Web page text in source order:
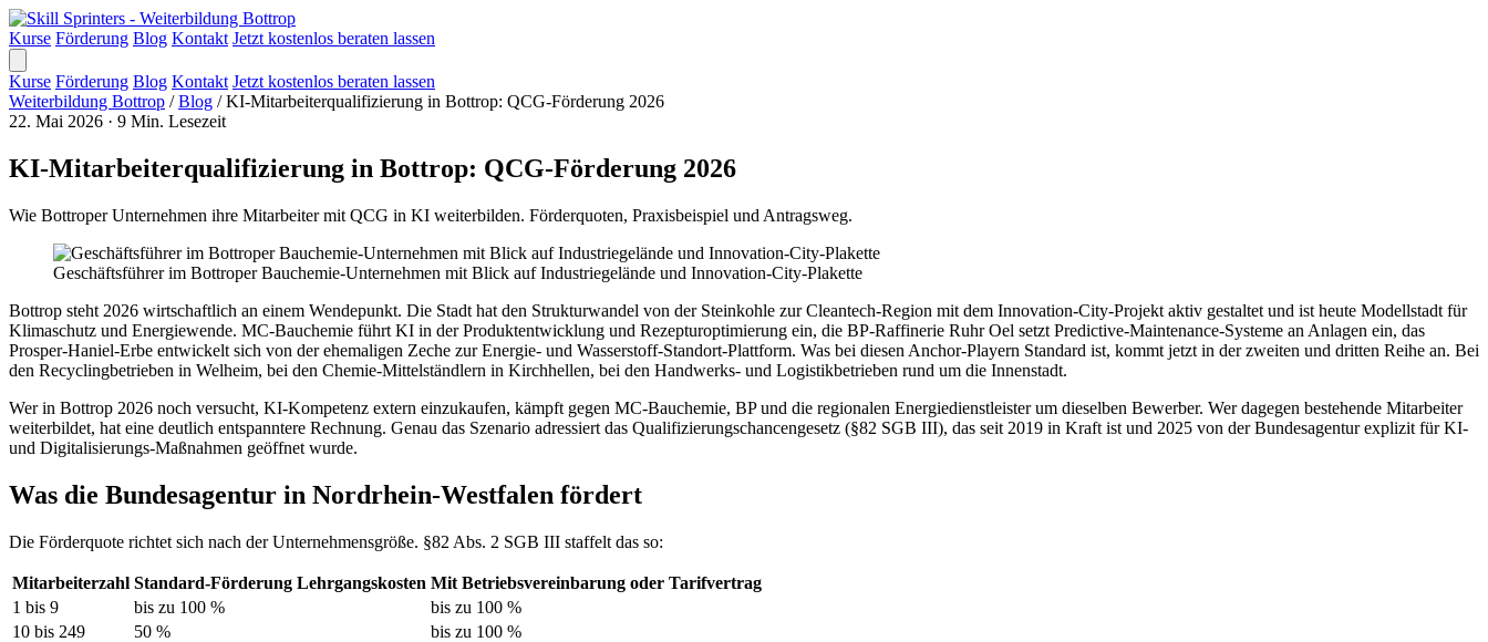
Kurse Förderung Blog Kontakt Jetzt kostenlos beraten lassen
Kurse Förderung Blog Kontakt Jetzt kostenlos beraten lassen
Weiterbildung Bottrop / Blog / KI-Mitarbeiterqualifizierung in Bottrop: QCG-Förderung 2026
22. Mai 2026 · 9 Min. Lesezeit
KI-Mitarbeiterqualifizierung in Bottrop: QCG-Förderung 2026
Wie Bottroper Unternehmen ihre Mitarbeiter mit QCG in KI weiterbilden. Förderquoten, Praxisbeispiel und Antragsweg.
Geschäftsführer im Bottroper Bauchemie-Unternehmen mit Blick auf Industriegelände und Innovation-City-Plakette
Bottrop steht 2026 wirtschaftlich an einem Wendepunkt. Die Stadt hat den Strukturwandel von der Steinkohle zur Cleantech-Region mit dem Innovation-City-Projekt aktiv gestaltet und ist heute Modellstadt für
Klimaschutz und Energiewende. MC-Bauchemie führt KI in der Produktentwicklung und Rezepturoptimierung ein, die BP-Raffinerie Ruhr Oel setzt Predictive-Maintenance-Systeme an Anlagen ein, das
Prosper-Haniel-Erbe entwickelt sich von der ehemaligen Zeche zur Energie- und Wasserstoff-Standort-Plattform. Was bei diesen Anchor-Playern Standard ist, kommt jetzt in der zweiten und dritten Reihe an. Bei
den Recyclingbetrieben in Welheim, bei den Chemie-Mittelständlern in Kirchhellen, bei den Handwerks- und Logistikbetrieben rund um die Innenstadt.
Wer in Bottrop 2026 noch versucht, KI-Kompetenz extern einzukaufen, kämpft gegen MC-Bauchemie, BP und die regionalen Energiedienstleister um dieselben Bewerber. Wer dagegen bestehende Mitarbeiter
weiterbildet, hat eine deutlich entspanntere Rechnung. Genau das Szenario adressiert das Qualifizierungschancengesetz (§82 SGB III), das seit 2019 in Kraft ist und 2025 von der Bundesagentur explizit für KI-
und Digitalisierungs-Maßnahmen geöffnet wurde.
Was die Bundesagentur in Nordrhein-Westfalen fördert
Die Förderquote richtet sich nach der Unternehmensgröße. §82 Abs. 2 SGB III staffelt das so:
Mitarbeiterzahl Standard-Förderung Lehrgangskosten Mit Betriebsvereinbarung oder Tarifvertrag
1 bis 9
bis zu 100 %
bis zu 100 %
10 bis 249
50 %
bis zu 100 %